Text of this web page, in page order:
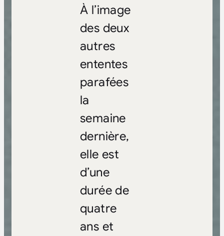
À l’image
des deux
autres
ententes
parafées
la
semaine
dernière,
elle est
d’une
durée de
quatre
ans et